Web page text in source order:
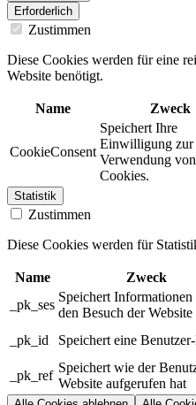
Erforderlich
Zustimmen
Diese Cookies werden für eine
Website benötigt.
Name Zweck
CookieConsent
Speichert Ihre
Einwilligung zur
Verwendung von
Cookies.
Statistik
Zustimmen
Diese Cookies werden für
Name Zweck
_pk_ses
Speichert Informationen
den Besuch der Website
_pk_id Speichert eine
_pk_ref
Speichert wie der
Website aufgerufen hat